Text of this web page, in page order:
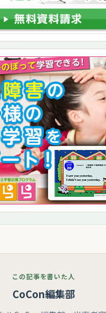
この記事を書いた人
CoCon編集部